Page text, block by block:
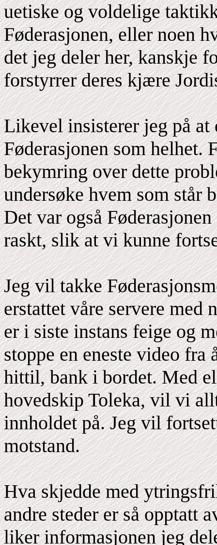
uetiske og voldelige
Føderasjonen, eller noen
det jeg deler her, kanskje
forstyrrer deres kjære
Likevel insisterer jeg på
Føderasjonen som helhet.
bekymring over dette
undersøke hvem som står
Det var også
raskt, slik at vi kunne
Jeg vil takke
erstattet våre servere med
er i siste instans feige og
stoppe en eneste video
hittil, bank i bordet. Med
hovedskip Toleka, vil vi
innholdet på. Jeg vil
motstand.
Hva skjedde med
andre steder er så opptatt
liker informasjonen jeg